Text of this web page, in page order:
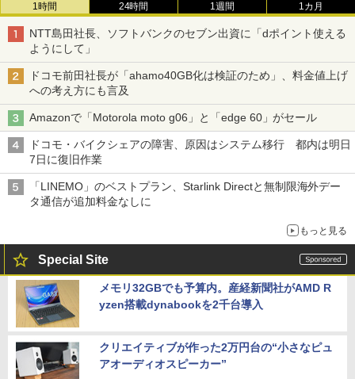
1時間 24時間 1週間 1カ月
NTT島田社長、ソフトバンクのセブン出資に「dポイント使える
ようにして」
ドコモ前田社長が「ahamo40GB化は検証のため」、料金値上げ
への考え方にも言及
Amazonで「Motorola moto g06」と「edge 60」がセール
ドコモ・バイクシェアの障害、原因はシステム移行 都内は明日
7日に復旧作業
「LINEMO」のベストプラン、Starlink Directと無制限海外デー
タ通信が追加料金なしに
もっと見る
Special Site
メモリ32GBでも予算内。産経新聞社がAMD R
yzen搭載dynabookを2千台導入
クリエイティブが作った2万円台の“小さなピュ
アオーディオスピーカー”